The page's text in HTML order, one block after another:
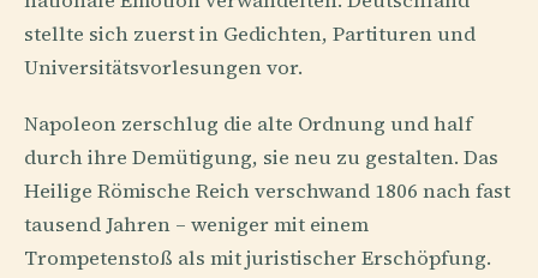
stellte sich zuerst in Gedichten, Partituren und
Universitätsvorlesungen vor.
Napoleon zerschlug die alte Ordnung und half
durch ihre Demütigung, sie neu zu gestalten. Das
Heilige Römische Reich verschwand 1806 nach fast
tausend Jahren – weniger mit einem
Trompetenstoß als mit juristischer Erschöpfung.